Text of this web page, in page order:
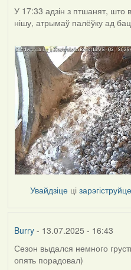
У 17:33 адзін з птшанят, што
нішу, атрымаў палёўку ад
Увайдзіце ці
Burry- 13.07.2025 - 16:43
Сезон выдался немного
опять порадовал)